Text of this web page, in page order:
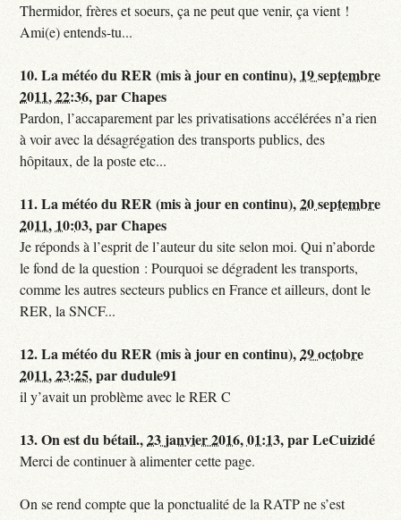
Thermidor, frères et soeurs, ça ne peut que venir, ça vient !
Ami(e) entends-tu...
10.La météo du RER (mis à jour en continu), 19 septembre
2011, 22:36,parChapes
Pardon, l’accaparement par les privatisations accélérées n’a rien
à voir avec la désagrégation des transports publics, des
hôpitaux, de la poste etc...
11.La météo du RER (mis à jour en continu),20 septembre
2011, 10:03,parChapes
Je réponds à l’esprit de l’auteur du site selon moi. Qui n’aborde
le fond de la question : Pourquoi se dégradent les transports,
comme les autres secteurs publics en France et ailleurs, dont le
RER, la SNCF...
12.La météo du RER (mis à jour en continu),29 octobre
2011, 23:25,pardudule91
il y’avait un problème avec le RER C
13.On est du bétail.,23 janvier 2016, 01:13,parLeCuizidé
Merci de continuer à alimenter cette page.
On se rend compte que la ponctualité de la RATP ne s’est